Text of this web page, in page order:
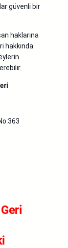
güvenli bir
haklarına
hakkında